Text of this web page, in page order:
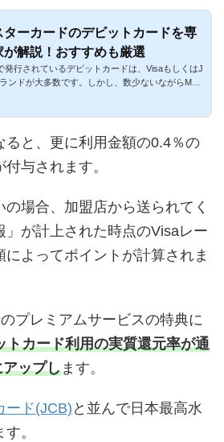
ターカードのデビットカードを専
が解説！おすすめも厳選
発行されているデビットカードは、VisaもしくはJ
ンドが大多数です。しかし、数少ないながらMast
ると、更に利用金額の0.4％の
与されます。
場合、加盟店から送られてく
」が計上された時点のVisaレー
によってポイントが計算されま
プレミアムサービスの特典に
トカード利用の実質還元率が通
ップします。
ード(JCB) と並んで日本最高水
。